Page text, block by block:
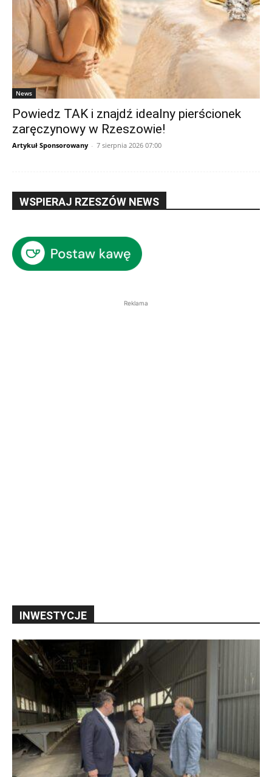
News
Powiedz TAK i znajdź idealny pierścionek
zaręczynowy w Rzeszowie!
Artykuł Sponsorowany - 7 sierpnia 2026 07:00
WSPIERAJ RZESZÓW NEWS
Reklama
INWESTYCJE